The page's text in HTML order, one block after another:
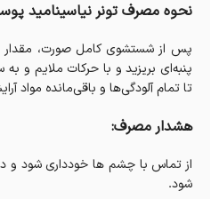
نحوه مصرف تونر نیاسینامید
پس از شستشوی کامل صورت، مقدار
پنبه‌ای بریزید و با حرکات ملایم
تا تمام آلودگی‌ها و باقی‌مانده مواد
هشدار مصرف:
از تماس با چشم ها خودداری شود و
شود.